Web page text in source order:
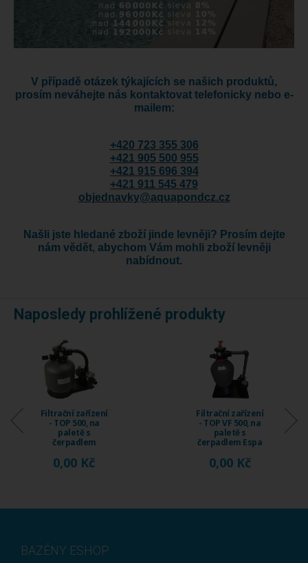
V případě otázek týkajících se našich produktů,
prosím neváhejte nás kontaktovat telefonicky nebo e-
mailem:
+420 723 355 306
+421 905 500 955
+421 915 696 394
+421 911 545 479
objednavky@aquapondcz.cz
Našli jste hledané zboží jinde levněji? Prosím dejte
nám vědět, abychom Vám mohli zboží levněji
nabídnout.
Naposledy prohlížené produkty
Filtrační zařízení
- TOP 500, na
paletě s
čerpadlem
0,00 Kč
Filtrační zařízení
- TOP VF 500, na
paletě s
čerpadlem Espa
0,00 Kč
BAZÉNY ESHOP